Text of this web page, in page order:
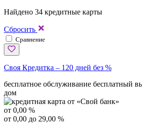
Найдено 34 кредитные карты
Сбросить
Сравнение
Своя Кредитка – 120 дней без %
бесплатное обслуживание бесплатный
дом
от 0,00 %
от 0,00 до 29,00 %